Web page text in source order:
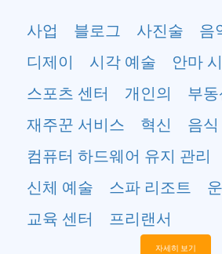
사업 블로그 사진술 음
디제이
시각 예술
안마
스포츠 센터
개인의
부
재주꾼 서비스
혁신
음식
컴퓨터 하드웨어 유지 관리
신체 예술
스파 리조트
교육 센터
프리랜서
자세히 보기